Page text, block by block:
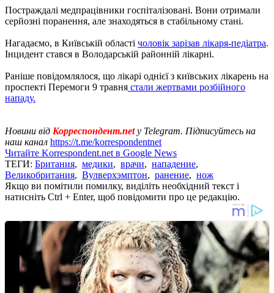
Постраждалі медпрацівники госпіталізовані. Вони отримали
серйозні поранення, але знаходяться в стабільному стані.
Нагадаємо, в Київській області чоловік зарізав лікаря-педіатра.
Інцидент стався в Володарській районній лікарні.
Раніше повідомлялося, що лікарі однієї з київських лікарень на
проспекті Перемоги 9 травня стали жертвами розбійного
нападу.
Новини від Корреспондент.net у Telegram. Підписуйтесь на
наш канал https://t.me/korrespondentnet
Читайте Korrespondent.net в Google News
ТЕГИ: Британия, медики, врачи, нападение,
Великобритания, Вулверхэмптон, ранение, нож
Якщо ви помітили помилку, виділіть необхідний текст і
натисніть Ctrl + Enter, щоб повідомити про це редакцію.